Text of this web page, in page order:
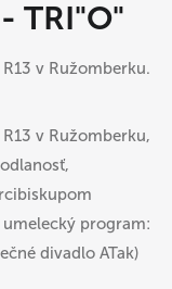
TRI"O"
v Ružomberku.
v Ružomberku,
program:
divadlo ATak)